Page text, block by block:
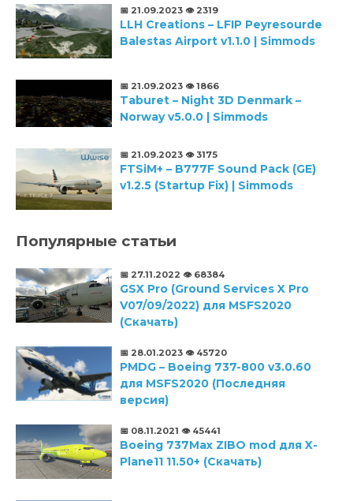
📅 21.09.2023 👁️ 2319
LLH Creations – LFIP Peyresourde
Balestas Airport v1.1.0 | Simmods
📅 21.09.2023 👁️ 1866
Taburet – Night 3D Denmark –
Norway v5.0.0 | Simmods
📅 21.09.2023 👁️ 3175
FTSiM+ – B777F Sound Pack (GE)
v1.2.5 (Startup Fix) | Simmods
Популярные статьи
📅 27.11.2022 👁️ 68384
GSX Pro (Ground Services X Pro
V07/09/2022) для MSFS2020
(Скачать)
📅 28.01.2023 👁️ 45720
PMDG – Boeing 737-800 v3.0.60
для MSFS2020 (Последняя
версия)
📅 08.11.2021 👁️ 45441
Boeing 737Max ZIBO mod для X-
Plane11 11.50+ (Скачать)